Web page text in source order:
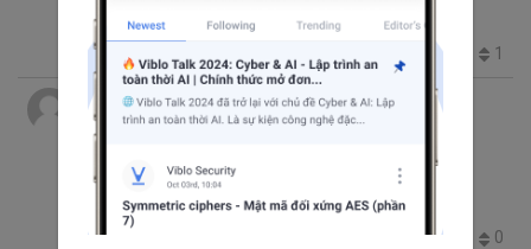
Zomato Business App
Restaurant app
1
Nguyen Anh Tuan
thg 4 22, 2019 2:46 SA
14 phút đọc
horenso
Business horenso
0